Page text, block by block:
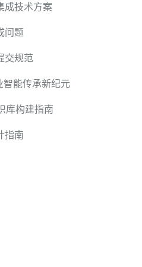
成技术方案
问题
交规范
智能传承新纪元
库构建指南
指南